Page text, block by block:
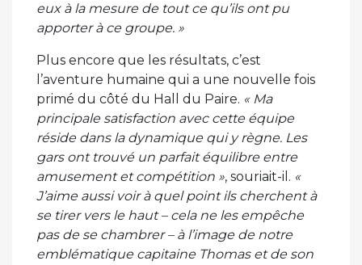
eux à la mesure de tout ce qu’ils ont pu
apporter à ce groupe. »
Plus encore que les résultats, c’est
l’aventure humaine qui a une nouvelle fois
primé du côté du Hall du Paire. « Ma
principale satisfaction avec cette équipe
réside dans la dynamique qui y règne. Les
gars ont trouvé un parfait équilibre entre
amusement et compétition », souriait-il. «
J’aime aussi voir à quel point ils cherchent à
se tirer vers le haut – cela ne les empêche
pas de se chambrer – à l’image de notre
emblématique capitaine Thomas et de son